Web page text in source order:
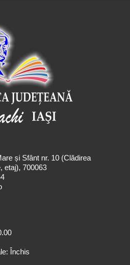
și Sfânt nr. 10 (Clădirea
etaj), 700063
Închis